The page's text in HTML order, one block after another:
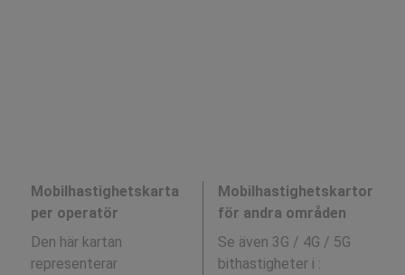
Mobilhastighetskarta
per operatör
Den här kartan
representerar
Mobilhastighetskartor
för andra områden
Se även 3G / 4G / 5G
bithastigheter i :